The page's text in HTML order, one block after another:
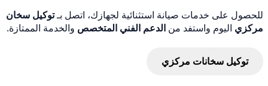
للحصول على خدمات صيانة استثنائية لجهازك، اتصل بـتوكيل سخان
مركزي اليوم واستفد من الدعم الفني المتخصص والخدمة الممتازة.
توكيل سخانات مركزي